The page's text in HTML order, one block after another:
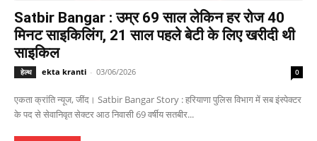
Satbir Bangar : उम्र 69 साल लेकिन हर रोज 40
मिनट साइकिलिंग, 21 साल पहले बेटी के लिए खरीदी थी
साइकिल
हेल्थ ekta kranti - 03/06/2026 0
एकता क्रांति न्यूज, जींद। Satbir Bangar Story : हरियाणा पुलिस विभाग में सब इंस्पेक्टर
के पद से सेवानिवृत सेक्टर आठ निवासी 69 वर्षीय सतबीर...